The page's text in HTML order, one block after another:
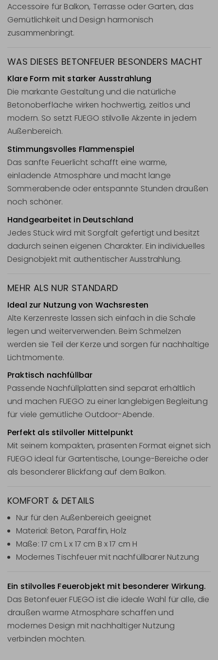
Accessoire für Balkon, Terrasse oder Garten, das
Gemütlichkeit und Design harmonisch
zusammenbringt.
WAS DIESES BETONFEUER BESONDERS MACHT
Klare Form mit starker Ausstrahlung
Die markante Gestaltung und die natürliche
Betonoberfläche wirken hochwertig, zeitlos und
modern. So setzt FUEGO stilvolle Akzente in jedem
Außenbereich.
Stimmungsvolles Flammenspiel
Das sanfte Feuerlicht schafft eine warme,
einladende Atmosphäre und macht lange
Sommerabende oder entspannte Stunden draußen
noch schöner.
Handgearbeitet in Deutschland
Jedes Stück wird mit Sorgfalt gefertigt und besitzt
dadurch seinen eigenen Charakter. Ein individuelles
Designobjekt mit authentischer Ausstrahlung.
MEHR ALS NUR STANDARD
Ideal zur Nutzung von Wachsresten
Alte Kerzenreste lassen sich einfach in die Schale
legen und weiterverwenden. Beim Schmelzen
werden sie Teil der Kerze und sorgen für nachhaltige
Lichtmomente.
Praktisch nachfüllbar
Passende Nachfüllplatten sind separat erhältlich
und machen FUEGO zu einer langlebigen Begleitung
für viele gemütliche Outdoor-Abende.
Perfekt als stilvoller Mittelpunkt
Mit seinem kompakten, präsenten Format eignet sich
FUEGO ideal für Gartentische, Lounge-Bereiche oder
als besonderer Blickfang auf dem Balkon.
KOMFORT & DETAILS
Nur für den Außenbereich geeignet
Material: Beton, Paraffin, Holz
Maße: 17 cm L x 17 cm B x 17 cm H
Modernes Tischfeuer mit nachfüllbarer Nutzung
Ein stilvolles Feuerobjekt mit besonderer Wirkung.
Das Betonfeuer FUEGO ist die ideale Wahl für alle, die
draußen warme Atmosphäre schaffen und
modernes Design mit nachhaltiger Nutzung
verbinden möchten.